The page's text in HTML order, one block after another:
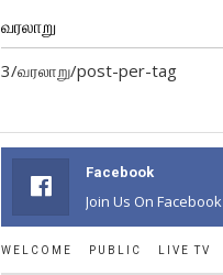
வரலாறு
3/வரலாறு/post-per-tag
Facebook
Join Us On Facebook
WELCOME PUBLIC LIVE TV